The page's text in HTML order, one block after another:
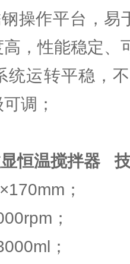
操作平台，易
，性能稳定、
统运转平稳，
调；
恒温搅拌器
；
；
；